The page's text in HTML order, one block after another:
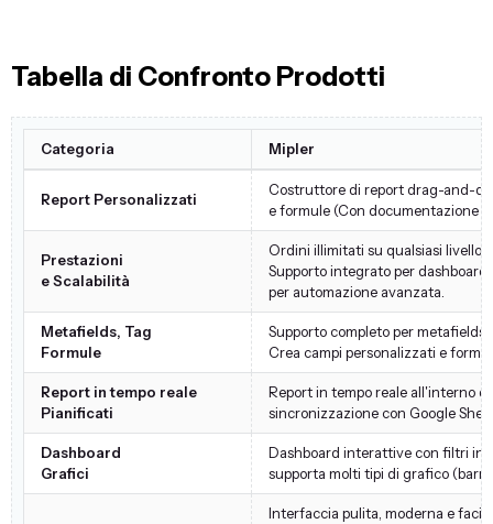
Tabella di Confronto Prodotti
Categoria Mipler
Report Personalizzati
Costruttore di report drag-and-
e formule (Con documentazione
Prestazioni
e Scalabilità
Ordini illimitati su qualsiasi livello
Supporto integrato per dashboard
per automazione avanzata.
Metafields, Tag
Formule
Supporto completo per
Crea campi personalizzati e
Report in tempo reale
Pianificati
Report in tempo reale all'interno
sincronizzazione con Google
Dashboard
Grafici
Dashboard interattive con filtri
supporta molti tipi di grafico
Interfaccia pulita, moderna e